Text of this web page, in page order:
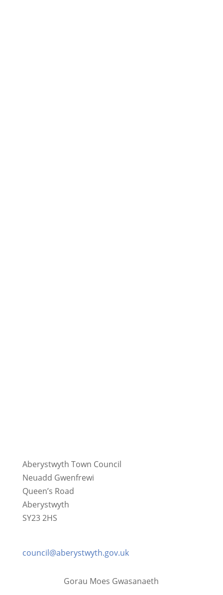
Aberystwyth Town Council
Neuadd Gwenfrewi
Queen’s Road
Aberystwyth
SY23 2HS
council@aberystwyth.gov.uk
Gorau Moes Gwasanaeth